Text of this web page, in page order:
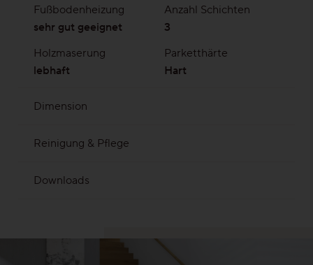
Fußbodenheizung
sehr gut geeignet
Anzahl Schichten
3
Holzmaserung
lebhaft
Parketthärte
Hart
Dimension
mm Nutzschicht
Reinigung & Pflege
Downloads
MB 020 Parkett auf Fußbodenheizung